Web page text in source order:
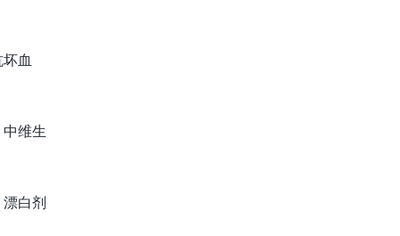
血
维生
白剂